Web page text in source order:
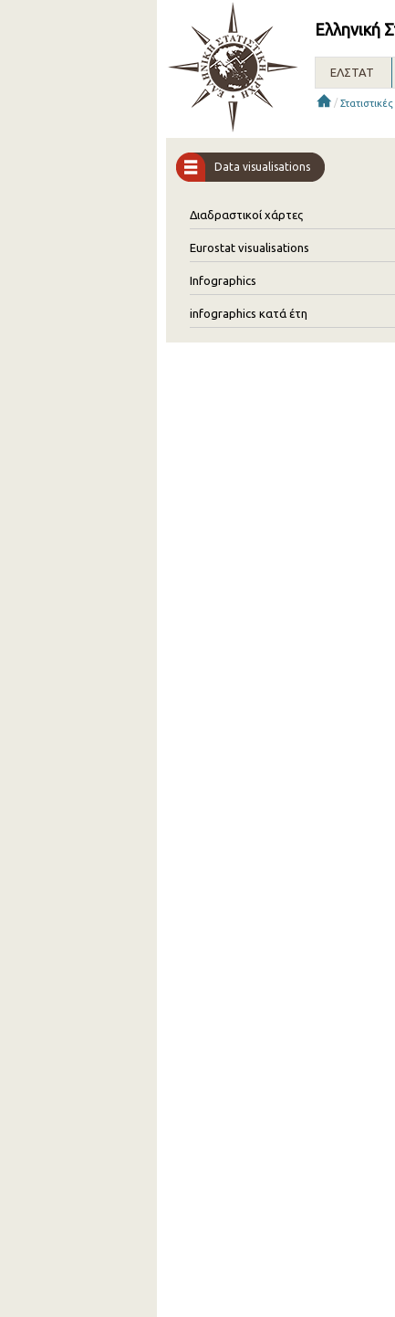
Ελληνική
ΕΛΣΤΑΤ
/ Στατιστικές
Data visualisations
Διαδραστικοί χάρτες
Eurostat visualisations
Infographics
infographics κατά έτη